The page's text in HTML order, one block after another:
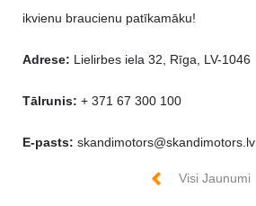
ikvienu braucienu patīkamāku!
Adrese: Lielirbes iela 32, Rīga, LV-1046
Tālrunis: + 371 67 300 100
E-pasts: skandimotors@skandimotors.lv
Visi Jaunumi